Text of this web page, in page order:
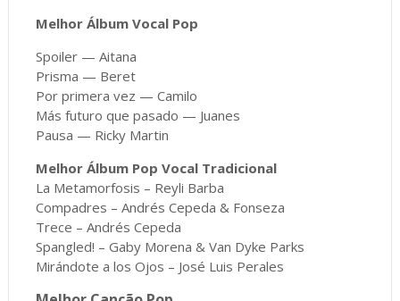
Melhor Álbum Vocal Pop
Spoiler — Aitana
Prisma — Beret
Por primera vez — Camilo
Más futuro que pasado — Juanes
Pausa — Ricky Martin
Melhor Álbum Pop Vocal Tradicional
La Metamorfosis – Reyli Barba
Compadres – Andrés Cepeda & Fonseza
Trece – Andrés Cepeda
Spangled! – Gaby Morena & Van Dyke Parks
Mirándote a los Ojos – José Luis Perales